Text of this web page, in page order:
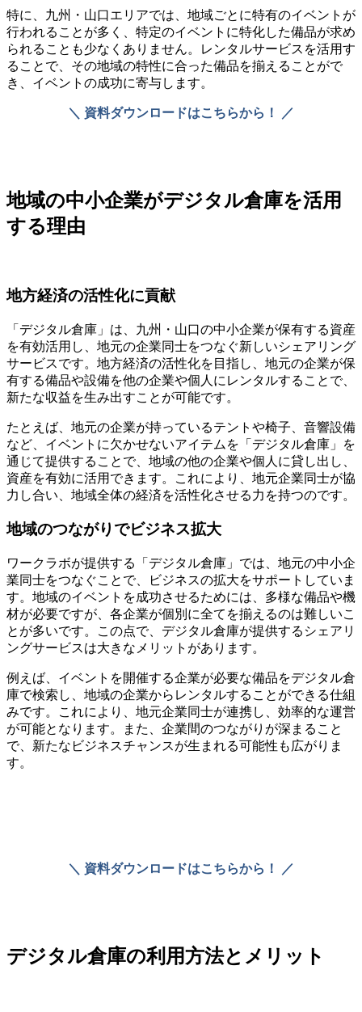
特に、九州・山口エリアでは、地域ごとに特有のイベントが
行われることが多く、特定のイベントに特化した備品が求め
られることも少なくありません。レンタルサービスを活用す
ることで、その地域の特性に合った備品を揃えることがで
き、イベントの成功に寄与します。
＼ 資料ダウンロードはこちらから！ ／
地域の中小企業がデジタル倉庫を活用
する理由
地方経済の活性化に貢献
「デジタル倉庫」は、九州・山口の中小企業が保有する資産
を有効活用し、地元の企業同士をつなぐ新しいシェアリング
サービスです。地方経済の活性化を目指し、地元の企業が保
有する備品や設備を他の企業や個人にレンタルすることで、
新たな収益を生み出すことが可能です。
たとえば、地元の企業が持っているテントや椅子、音響設備
など、イベントに欠かせないアイテムを「デジタル倉庫」を
通じて提供することで、地域の他の企業や個人に貸し出し、
資産を有効に活用できます。これにより、地元企業同士が協
力し合い、地域全体の経済を活性化させる力を持つのです。
地域のつながりでビジネス拡大
ワークラボが提供する「デジタル倉庫」では、地元の中小企
業同士をつなぐことで、ビジネスの拡大をサポートしていま
す。地域のイベントを成功させるためには、多様な備品や機
材が必要ですが、各企業が個別に全てを揃えるのは難しいこ
とが多いです。この点で、デジタル倉庫が提供するシェアリ
ングサービスは大きなメリットがあります。
例えば、イベントを開催する企業が必要な備品をデジタル倉
庫で検索し、地域の企業からレンタルすることができる仕組
みです。これにより、地元企業同士が連携し、効率的な運営
が可能となります。また、企業間のつながりが深まること
で、新たなビジネスチャンスが生まれる可能性も広がりま
す。
＼ 資料ダウンロードはこちらから！ ／
デジタル倉庫の利用方法とメリット